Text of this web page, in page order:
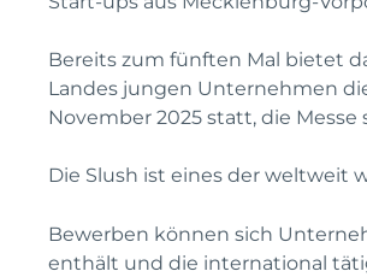
Bereits zum fünften Mal bietet
Landes jungen Unternehmen
November 2025 statt, die Messe
Die Slush ist eines der weltweit
Bewerben können sich
enthält und die international